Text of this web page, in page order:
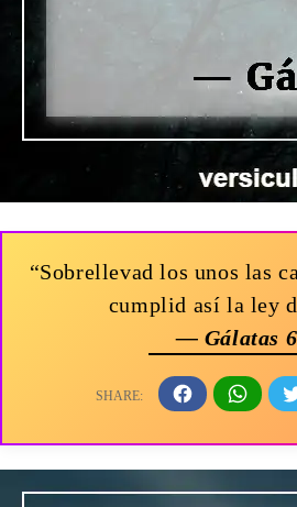
“Sobrellevad los unos las
cumplid así la ley
— Gálatas